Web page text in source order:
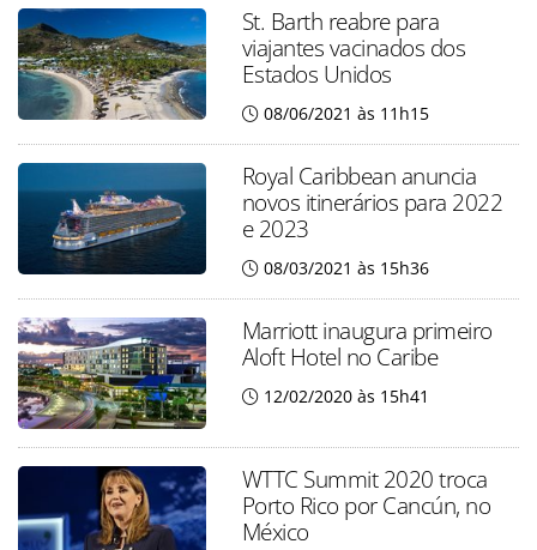
St. Barth reabre para
viajantes vacinados dos
Estados Unidos
08/06/2021 às 11h15
Royal Caribbean anuncia
novos itinerários para 2022
e 2023
08/03/2021 às 15h36
Marriott inaugura primeiro
Aloft Hotel no Caribe
12/02/2020 às 15h41
WTTC Summit 2020 troca
Porto Rico por Cancún, no
México